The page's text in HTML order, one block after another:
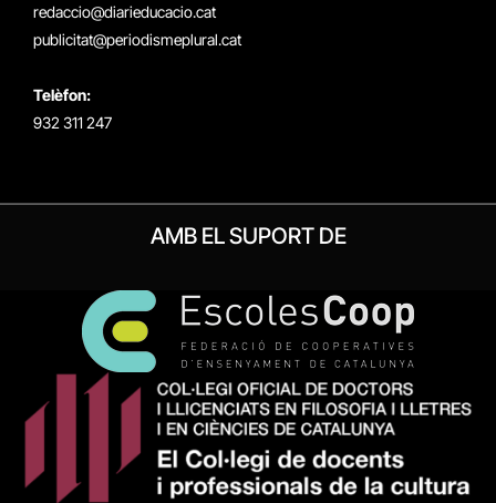
redaccio@diarieducacio.cat
publicitat@periodismeplural.cat
Telèfon:
932 311 247
AMB EL SUPORT DE